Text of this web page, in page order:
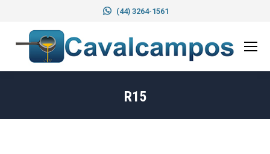
(44) 3264-1561
R15